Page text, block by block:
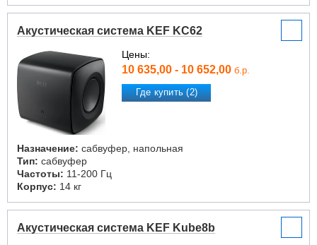
Акустическая система KEF KC62
Цены:
10 635,00 - 10 652,00 б.р.
Где купить (2)
Назначение: сабвуфер, напольная
Тип: сабвуфер
Частоты: 11-200 Гц
Корпус: 14 кг
Акустическая система KEF Kube8b